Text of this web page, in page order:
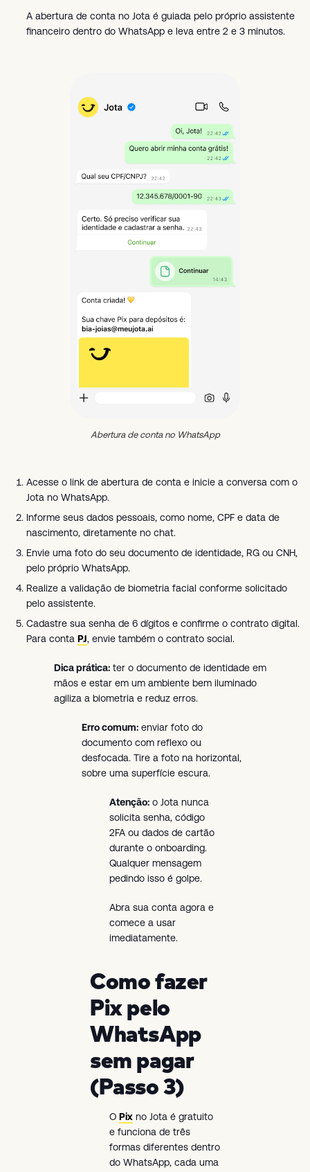
A abertura de conta no Jota é guiada pelo próprio assistente
financeiro dentro do WhatsApp e leva entre 2 e 3 minutos.
Abertura de conta no WhatsApp
Acesse o link de abertura de conta e inicie a conversa com o
Jota no WhatsApp.
Informe seus dados pessoais, como nome, CPF e data de
nascimento, diretamente no chat.
Envie uma foto do seu documento de identidade, RG ou CNH,
pelo próprio WhatsApp.
Realize a validação de biometria facial conforme solicitado
pelo assistente.
Cadastre sua senha de 6 dígitos e confirme o contrato digital.
Para conta PJ, envie também o contrato social.
Dica prática: ter o documento de identidade em
mãos e estar em um ambiente bem iluminado
agiliza a biometria e reduz erros.
Erro comum: enviar foto do
documento com reflexo ou
desfocada. Tire a foto na horizontal,
sobre uma superfície escura.
Atenção: o Jota nunca
solicita senha, código
2FA ou dados de cartão
durante o onboarding.
Qualquer mensagem
pedindo isso é golpe.
Abra sua conta agora e
comece a usar
imediatamente.
Como fazer
Pix pelo
WhatsApp
sem pagar
(Passo 3)
O Pix no Jota é gratuito
e funciona de três
formas diferentes dentro
do WhatsApp, cada uma